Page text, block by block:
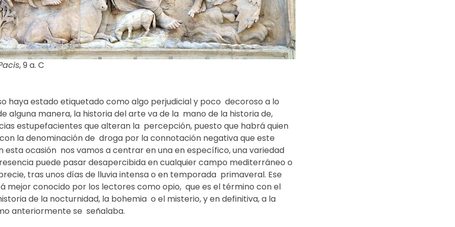
, 9 a. C
haya estado etiquetado como algo perjudicial y poco  decoroso a lo
alguna manera, la historia del arte va de la  mano de la historia de,
estupefacientes que alteran la  percepción, puesto que habrá quien
la denominación de  droga por la connotación negativa que este
esta ocasión  nos vamos a centrar en una en específico, una variedad
puede pasar desapercibida en cualquier campo mediterráneo o
tras unos días de lluvia intensa o en temporada  primaveral. Ese
mejor conocido por los lectores como opio,  que es el término con el
de la nocturnidad, la bohemia  o el misterio, y en definitiva, a la
anteriormente se  señalaba.